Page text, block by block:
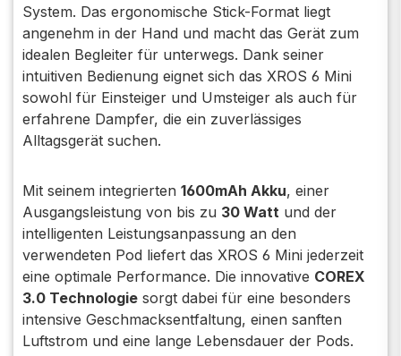
System. Das ergonomische Stick-Format liegt
angenehm in der Hand und macht das Gerät zum
idealen Begleiter für unterwegs. Dank seiner
intuitiven Bedienung eignet sich das XROS 6 Mini
sowohl für Einsteiger und Umsteiger als auch für
erfahrene Dampfer, die ein zuverlässiges
Alltagsgerät suchen.
Mit seinem integrierten 1600mAh Akku, einer
Ausgangsleistung von bis zu 30 Watt und der
intelligenten Leistungsanpassung an den
verwendeten Pod liefert das XROS 6 Mini jederzeit
eine optimale Performance. Die innovative COREX
3.0 Technologie sorgt dabei für eine besonders
intensive Geschmacksentfaltung, einen sanften
Luftstrom und eine lange Lebensdauer der Pods.